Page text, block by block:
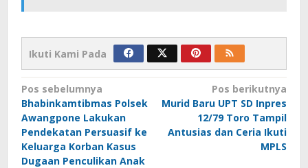
Ikuti Kami Pada
Navigasi
pos
Pos sebelumnya
Bhabinkamtibmas Polsek
Awangpone Lakukan
Pendekatan Persuasif ke
Keluarga Korban Kasus
Dugaan Penculikan Anak
Pos berikutnya
Murid Baru UPT SD Inpres
12/79 Toro Tampil
Antusias dan Ceria Ikuti
MPLS